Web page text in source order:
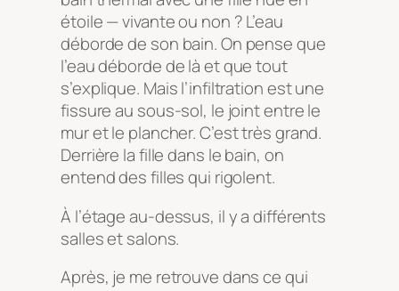
étoile — vivante ou non ? L’eau
déborde de son bain. On pense que
l’eau déborde de là et que tout
s’explique. Mais l’infiltration est une
fissure au sous-sol, le joint entre le
mur et le plancher. C’est très grand.
Derrière la fille dans le bain, on
entend des filles qui rigolent.
À l’étage au-dessus, il y a différents
salles et salons.
Après, je me retrouve dans ce qui